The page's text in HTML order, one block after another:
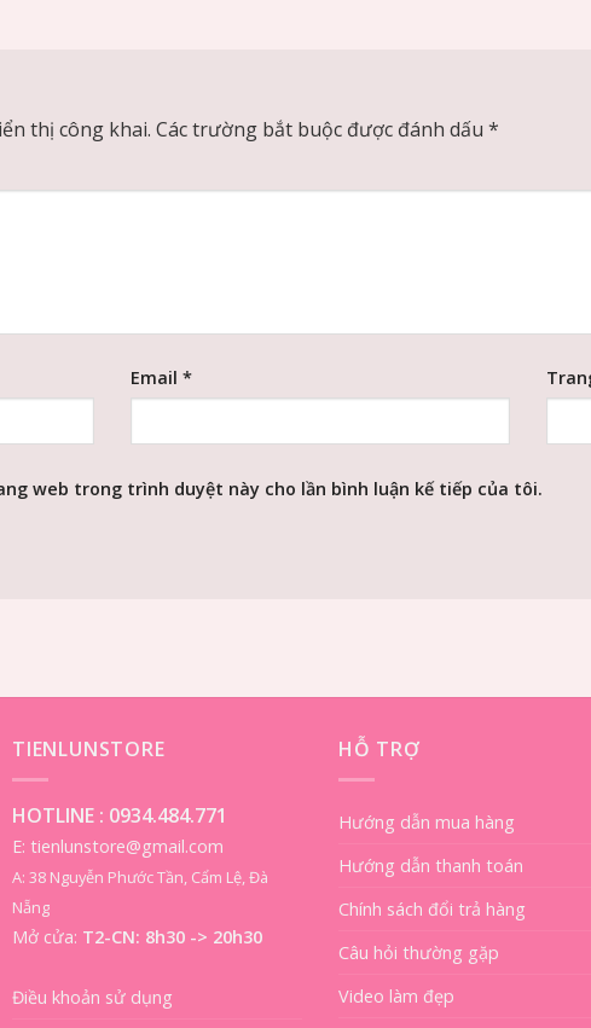
thị công khai. Các trường bắt buộc được đánh dấu *
Email*
web trong trình duyệt này cho lần bình luận kế tiếp của tôi.
TIENLUNSTORE
HOTLINE : 0934.484.771
E: tienlunstore@gmail.com
A: 38 Nguyễn Phước Tần, Cẩm Lệ, Đà
Nẵng
Mở cửa: T2-CN: 8h30 -> 20h30
Điều khoản sử dụng
HỖ TRỢ
Hướng dẫn mua hàng
Hướng dẫn thanh toán
Chính sách đổi trả hàng
Câu hỏi thường gặp
Video làm đẹp